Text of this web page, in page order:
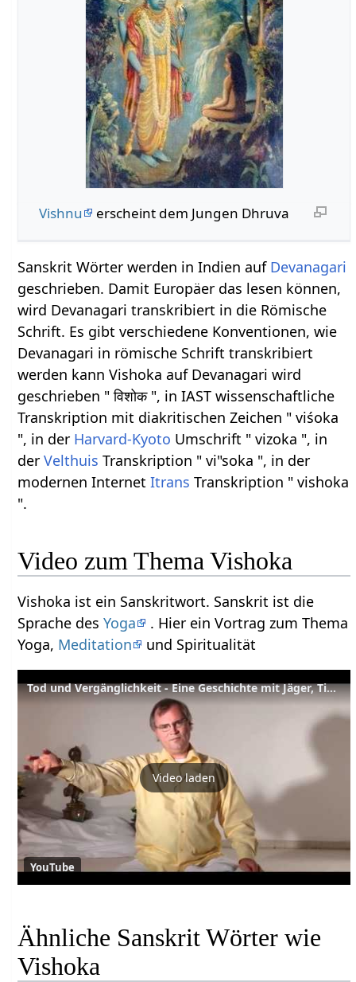
Vishnu erscheint dem Jungen Dhruva
Sanskrit Wörter werden in Indien auf Devanagari
geschrieben. Damit Europäer das lesen können,
wird Devanagari transkribiert in die Römische
Schrift. Es gibt verschiedene Konventionen, wie
Devanagari in römische Schrift transkribiert
werden kann Vishoka auf Devanagari wird
geschrieben " विशोक ", in IAST wissenschaftliche
Transkription mit diakritischen Zeichen " viśoka
", in der Harvard-Kyoto Umschrift " vizoka ", in
derVelthuis Transkription " vi"soka ", in der
modernen InternetItrans Transkription " vishoka
".
Video zum Thema Vishoka
Vishoka ist ein Sanskritwort. Sanskrit ist die
Sprache desYoga
. Hier ein Vortrag zum Thema
Yoga, Meditation und Spiritualität
Tod und Vergänglichkeit - Eine Geschichte mit Jäger, Tiger, Ratten und Pythonschlange
Video laden
YouTube
Ähnliche Sanskrit Wörter wie
Vishoka